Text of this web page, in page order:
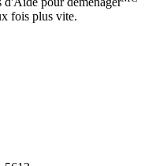
fois plus vite.